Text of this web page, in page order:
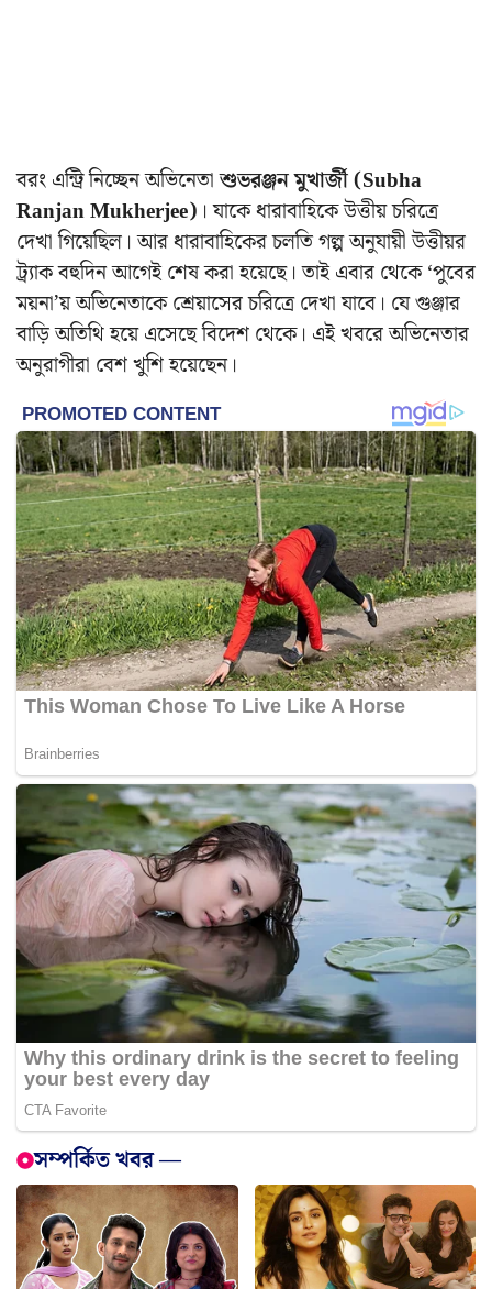
বরং এন্ট্রি নিচ্ছেন অভিনেতাশুভরঞ্জন মুখার্জী (Subha
Ranjan Mukherjee) । যাকে ধারাবাহিকে উত্তীয় চরিত্রে
দেখা গিয়েছিল। আর ধারাবাহিকের চলতি গল্প অনুযায়ী উত্তীয়র
ট্র্যাক বহুদিন আগেই শেষ করা হয়েছে। তাই এবার থেকে ‘পুবের
ময়না’য় অভিনেতাকে শ্রেয়াসের চরিত্রে দেখা যাবে। যে গুঞ্জার
বাড়ি অতিথি হয়ে এসেছে বিদেশ থেকে। এই খবরে অভিনেতার
অনুরাগীরা বেশ খুশি হয়েছেন।
সম্পর্কিত খবর —